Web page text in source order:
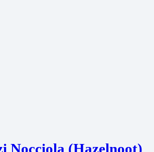
Nocciola (Hazelnoot)